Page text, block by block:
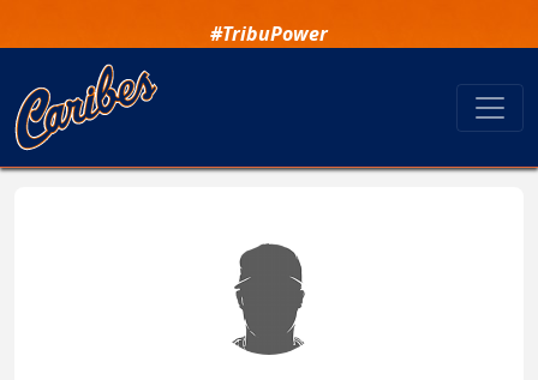
#TribuPower